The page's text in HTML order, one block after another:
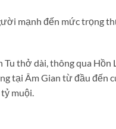
mạnh đến mức trọng
Tu thở dài, thông qua Hồn
tại Âm Gian từ đầu đến
muội.